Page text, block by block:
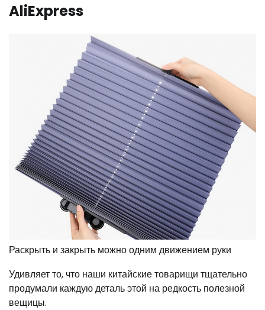
AliExpress
Раскрыть и закрыть можно одним движением руки
Удивляет то, что наши китайские товарищи тщательно
продумали каждую деталь этой на редкость полезной
вещицы.